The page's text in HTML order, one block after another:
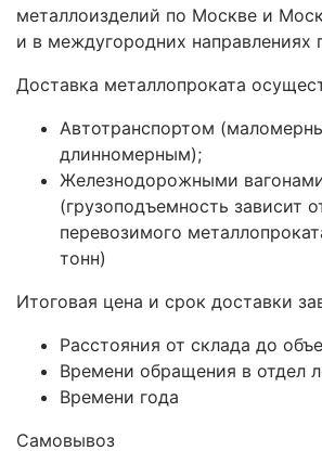
металлоизделий по Москве и
и в междугородних направлениях
Доставка металлопроката
Автотранспортом
длинномерным);
Железнодорожными
(грузоподъемность зависит
перевозимого
тонн)
Итоговая цена и срок доставки
Расстояния от склада до
Времени обращения в отдел
Времени года
Самовывоз